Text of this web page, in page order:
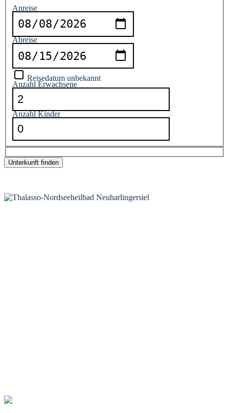
Anreise
Abreise
Reisedatum unbekannt
Anzahl Erwachsene
Anzahl Kinder